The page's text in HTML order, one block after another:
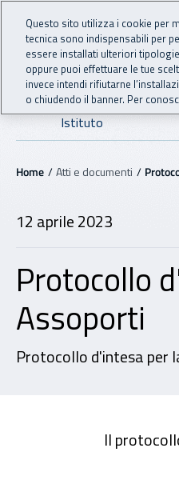
Vai al menu principale
Vai al contenuto principale
INAIL -
Navigazione
Istituto
Navigazione - Ti trovi in:
Home Atti e documenti
12 aprile 2023
12 aprile 2023
Protocollo
Assoporti
Protocollo d'intesa per
Il
Questo sito utilizza i cookie per
tecnica sono indispensabili per
essere installati ulteriori tipologie
oppure puoi effettuare le tue
invece intendi rifiutarne
o chiudendo il banner. Per